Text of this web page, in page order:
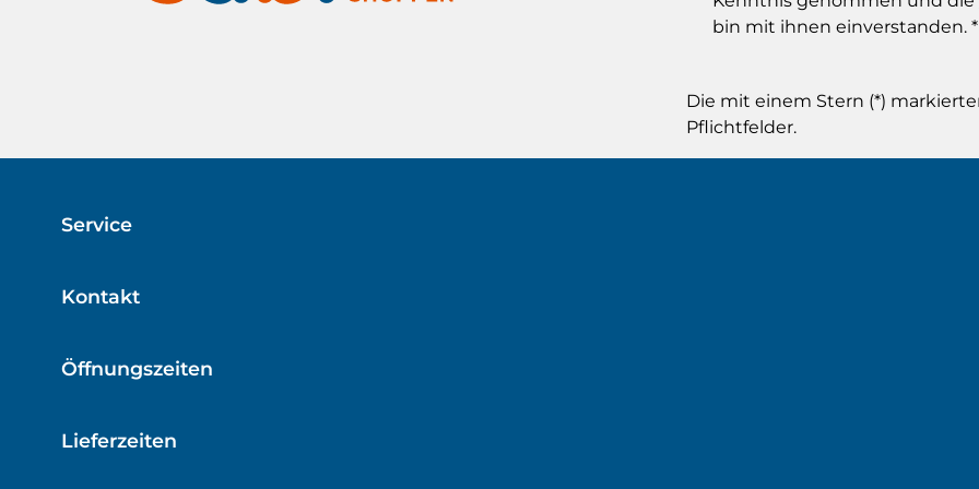
Lebensdauer von Kaffeevollautomat,
Wasserhahn, Waschmaschine und vieler
bin mit ihnen einverstanden. *
Die mit einem Stern (*)
Pflichtfelder.
Kontakt
Öffnungszeiten
Service
Lieferzeiten